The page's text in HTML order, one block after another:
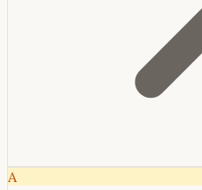
A